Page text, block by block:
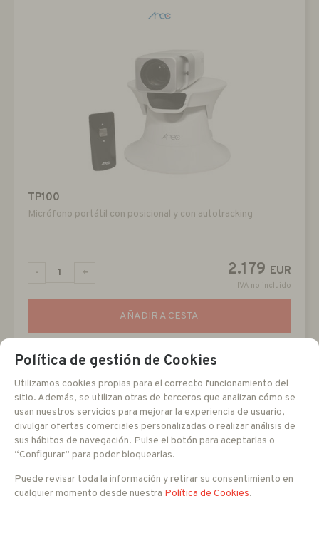
TP100
Micrófono portátil con posicional y con autotracking
2.179 EUR
IVA no incluido
- +
AÑADIR A CESTA
Política de gestión de Cookies
Utilizamos cookies propias para el correcto funcionamiento del
sitio. Además, se utilizan otras de terceros que analizan cómo se
usan nuestros servicios para mejorar la experiencia de usuario,
divulgar ofertas comerciales personalizadas o realizar análisis de
sus hábitos de navegación. Pulse el botón para aceptarlas o
“Configurar” para poder bloquearlas.
Puede revisar toda la información y retirar su consentimiento en
cualquier momento desde nuestra Política de Cookies.